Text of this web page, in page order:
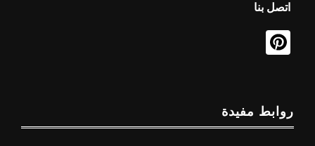
اتصل بنا
روابط مفيدة